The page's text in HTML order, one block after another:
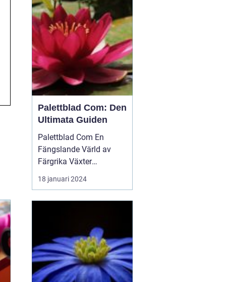
inomhusmiljöer. Dess
iögonfallande blad
kommer i olika färger,
former och ...
Palettblad Com: Den
Ultimata Guiden
Palettblad Com En
Fängslande Värld av
Färgrika Växter
Palettblad Com är en
populär webbplats bland
18 januari 2024